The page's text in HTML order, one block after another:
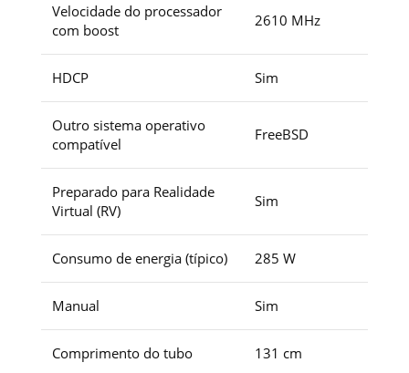
Velocidade do processador
com boost
2610 MHz
HDCP Sim
Outro sistema operativo
compatível
FreeBSD
Preparado para Realidade
Virtual (RV)
Sim
Consumo de energia (típico) 285 W
Manual Sim
Comprimento do tubo 131 cm